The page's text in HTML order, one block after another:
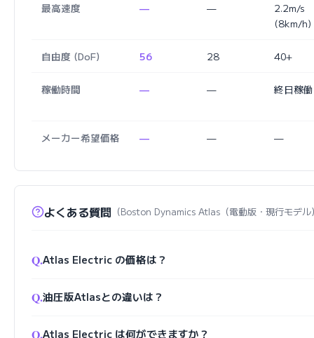
最高速度 — —
2.2m/s
(8km/h)
自由度 (DoF) 56 28 40+
稼働時間 — — 終日稼働
メーカー希望価格 — — —
よくある質問 （Boston Dynamics Atlas（電動版・現行モデル
Q.Atlas Electric の価格は？
Q.油圧版Atlasとの違いは？
Q.Atlas Electric は何ができますか？